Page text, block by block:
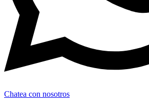
Chatea con nosotros